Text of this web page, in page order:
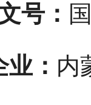
号：
： 内